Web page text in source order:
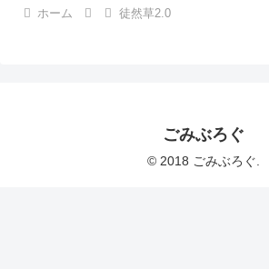
ホーム 徒然草2.0
ごみぶろぐ
© 2018 ごみぶろぐ.